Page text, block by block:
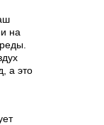
на
а это